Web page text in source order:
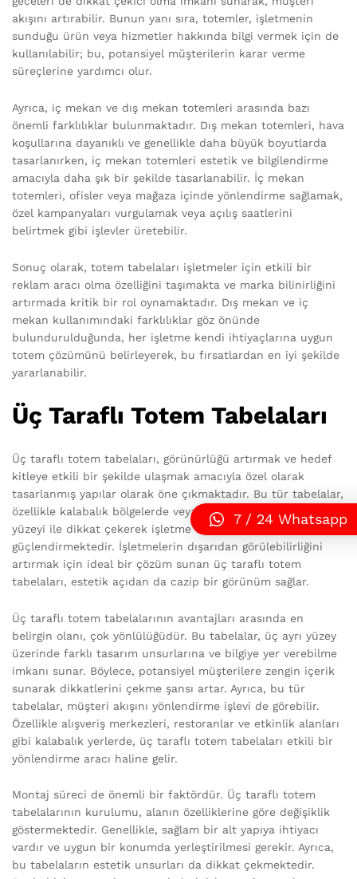
akışını artırabilir. Bunun yanı sıra, totemler, işletmenin
sunduğu ürün veya hizmetler hakkında bilgi vermek için de
kullanılabilir; bu, potansiyel müşterilerin karar verme
süreçlerine yardımcı olur.
Ayrıca, iç mekan ve dış mekan totemleri arasında bazı
önemli farklılıklar bulunmaktadır. Dış mekan totemleri, hava
koşullarına dayanıklı ve genellikle daha büyük boyutlarda
tasarlanırken, iç mekan totemleri estetik ve bilgilendirme
amacıyla daha şık bir şekilde tasarlanabilir. İç mekan
totemleri, ofisler veya mağaza içinde yönlendirme sağlamak,
özel kampanyaları vurgulamak veya açılış saatlerini
belirtmek gibi işlevler üretebilir.
Sonuç olarak, totem tabelaları işletmeler için etkili bir
reklam aracı olma özelliğini taşımakta ve marka bilinirliğini
artırmada kritik bir rol oynamaktadır. Dış mekan ve iç
mekan kullanımındaki farklılıklar göz önünde
bulundurulduğunda, her işletme kendi ihtiyaçlarına uygun
totem çözümünü belirleyerek, bu fırsatlardan en iyi şekilde
yararlanabilir.
Üç Taraflı Totem Tabelaları
Üç taraflı totem tabelaları, görünürlüğü artırmak ve hedef
kitleye etkili bir şekilde ulaşmak amacıyla özel olarak
tasarlanmış yapılar olarak öne çıkmaktadır. Bu tür tabelalar,
özellikle kalabalık bölgelerde veya yol kenarlarında, üç farklı
yüzeyi ile dikkat çekerek işletme tanıtımını
güçlendirmektedir. İşletmelerin dışarıdan görülebilirliğini
artırmak için ideal bir çözüm sunan üç taraflı totem
tabelaları, estetik açıdan da cazip bir görünüm sağlar.
Üç taraflı totem tabelalarının avantajları arasında en
belirgin olanı, çok yönlülüğüdür. Bu tabelalar, üç ayrı yüzey
üzerinde farklı tasarım unsurlarına ve bilgiye yer verebilme
imkanı sunar. Böylece, potansiyel müşterilere zengin içerik
sunarak dikkatlerini çekme şansı artar. Ayrıca, bu tür
tabelalar, müşteri akışını yönlendirme işlevi de görebilir.
Özellikle alışveriş merkezleri, restoranlar ve etkinlik alanları
gibi kalabalık yerlerde, üç taraflı totem tabelaları etkili bir
yönlendirme aracı haline gelir.
Montaj süreci de önemli bir faktördür. Üç taraflı totem
tabelalarının kurulumu, alanın özelliklerine göre değişiklik
göstermektedir. Genellikle, sağlam bir alt yapıya ihtiyacı
vardır ve uygun bir konumda yerleştirilmesi gerekir. Ayrıca,
bu tabelaların estetik unsurları da dikkat çekmektedir.
7 / 24 Whatsapp